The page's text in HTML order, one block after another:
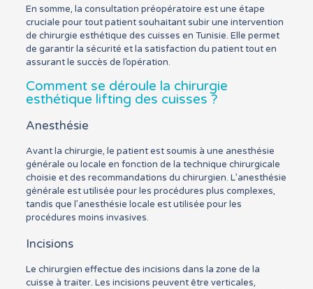
En somme, la consultation préopératoire est une étape
cruciale pour tout patient souhaitant subir une intervention
de chirurgie esthétique des cuisses en Tunisie. Elle permet
de garantir la sécurité et la satisfaction du patient tout en
assurant le succès de l’opération.
Comment se déroule la chirurgie
esthétique lifting des cuisses ?
Anesthésie
Avant la chirurgie, le patient est soumis à une anesthésie
générale ou locale en fonction de la technique chirurgicale
choisie et des recommandations du chirurgien. L’anesthésie
générale est utilisée pour les procédures plus complexes,
tandis que l’anesthésie locale est utilisée pour les
procédures moins invasives.
Incisions
Le chirurgien effectue des incisions dans la zone de la
cuisse à traiter. Les incisions peuvent être verticales,